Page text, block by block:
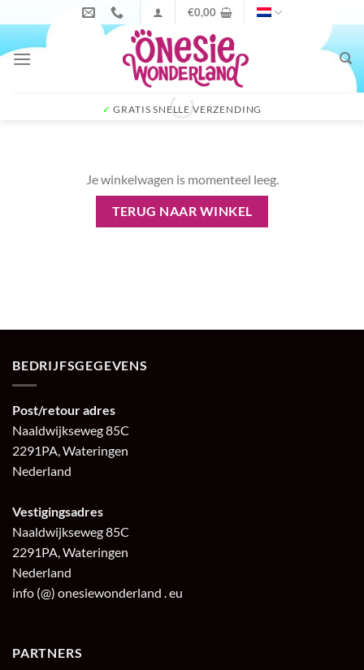
naar
inhoud
€0,00
✓ GRATIS SNELLE VERZENDING
Je winkelwagen is momenteel leeg.
TERUG NAAR WINKEL
BEDRIJFSGEGEVENS
Post/retour adres
Naaldwijkseweg 85C
2291PA, Wateringen
Nederland
Vestigingsadres
Naaldwijkseweg 85C
2291PA, Wateringen
Nederland
info (@) onesiewonderland . eu
PARTNERS